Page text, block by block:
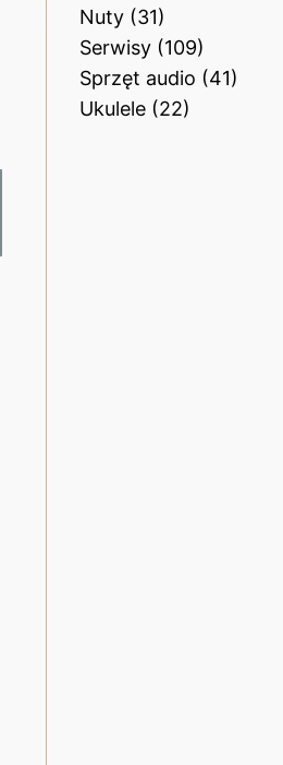
Nuty(31)
Serwisy(109)
Sprzęt audio (41)
Ukulele(22)